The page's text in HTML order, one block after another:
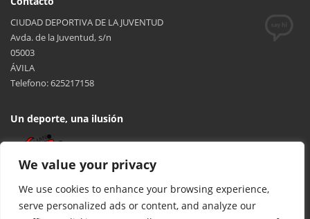
We value your privacy
We use cookies to enhance your browsing experience,
serve personalized ads or content, and analyze our
CIUDAD DEPORTIVA DE LA JUVENTUD
Avda. de la Juventud, s/n
05003
ÁVILA
Telefono: 625217158
Un deporte, una ilusión